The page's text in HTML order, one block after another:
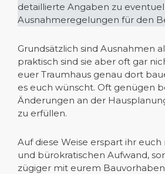
detaillierte Angaben zu
Ausnahmeregelungen für den
Grundsätzlich sind Ausnahmen
praktisch sind sie aber oft gar
euer Traumhaus genau dort
es euch wünscht. Oft genügen
Änderungen an der
zu erfüllen.
Auf diese Weise erspart ihr
und bürokratischen Aufwand,
zügiger mit eurem